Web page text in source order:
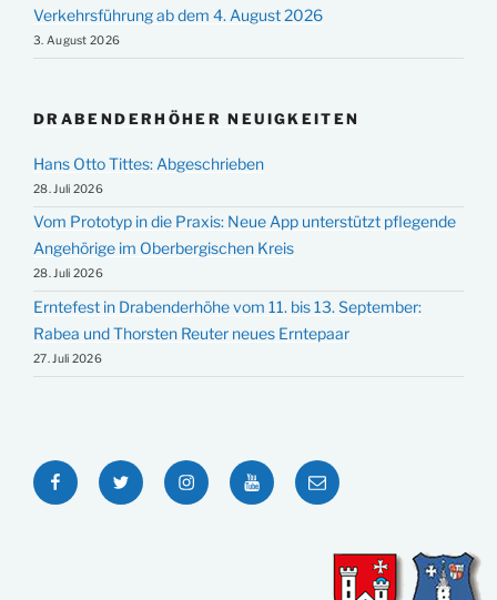
Verkehrsführung ab dem 4. August 2026
3. August 2026
DRABENDERHÖHER NEUIGKEITEN
Hans Otto Tittes: Abgeschrieben
28. Juli 2026
Vom Prototyp in die Praxis: Neue App unterstützt pflegende
Angehörige im Oberbergischen Kreis
28. Juli 2026
Erntefest in Drabenderhöhe vom 11. bis 13. September:
Rabea und Thorsten Reuter neues Erntepaar
27. Juli 2026
FacebookTwitter InstagramYouTubeE-
Mail